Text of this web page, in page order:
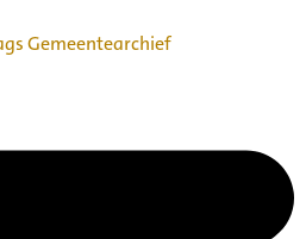
Gemeentearchief